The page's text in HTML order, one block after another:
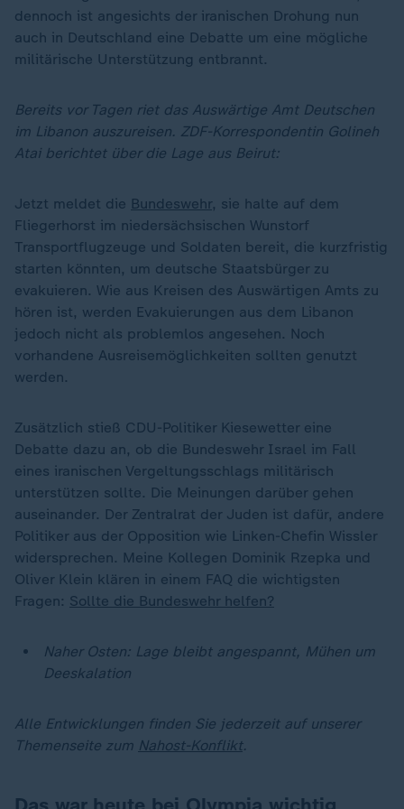
dennoch ist angesichts der iranischen Drohung nun
auch in Deutschland eine Debatte um eine mögliche
militärische Unterstützung entbrannt.
Bereits vor Tagen riet das Auswärtige Amt Deutschen
im Libanon auszureisen. ZDF-Korrespondentin Golineh
Atai berichtet über die Lage aus Beirut:
Jetzt meldet die Bundeswehr, sie halte auf dem
Fliegerhorst im niedersächsischen Wunstorf
Transportflugzeuge und Soldaten bereit, die kurzfristig
starten könnten, um deutsche Staatsbürger zu
evakuieren. Wie aus Kreisen des Auswärtigen Amts zu
hören ist, werden Evakuierungen aus dem Libanon
jedoch nicht als problemlos angesehen. Noch
vorhandene Ausreisemöglichkeiten sollten genutzt
werden.
Zusätzlich stieß CDU-Politiker Kiesewetter eine
Debatte dazu an, ob die Bundeswehr Israel im Fall
eines iranischen Vergeltungsschlags militärisch
unterstützen sollte. Die Meinungen darüber gehen
auseinander. Der Zentralrat der Juden ist dafür, andere
Politiker aus der Opposition wie Linken-Chefin Wissler
widersprechen. Meine Kollegen Dominik Rzepka und
Oliver Klein klären in einem FAQ die wichtigsten
Fragen: Sollte die Bundeswehr helfen?
Naher Osten: Lage bleibt angespannt, Mühen um
Deeskalation
Alle Entwicklungen finden Sie jederzeit auf unserer
Themenseite zum Nahost-Konflikt.